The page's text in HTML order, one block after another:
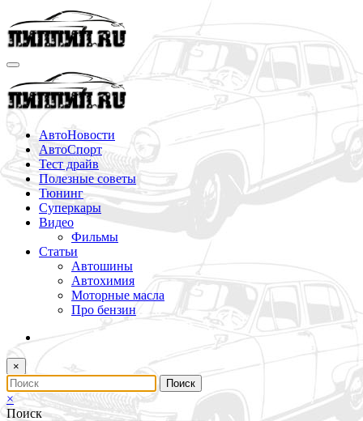
Перейти
к
содержимому
АвтоНовости
АвтоСпорт
Тест драйв
Полезные советы
Тюнинг
Суперкары
Видео
Фильмы
Статьи
Автошины
Автохимия
Моторные масла
Про бензин
×
×
Поиск